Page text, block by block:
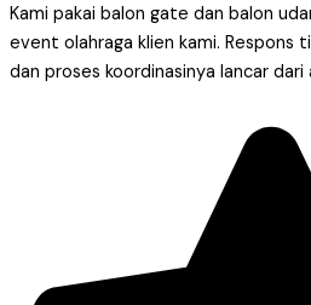
Kami pakai balon gate dan balon
event olahraga klien kami. Respons
dan proses koordinasinya lancar dari